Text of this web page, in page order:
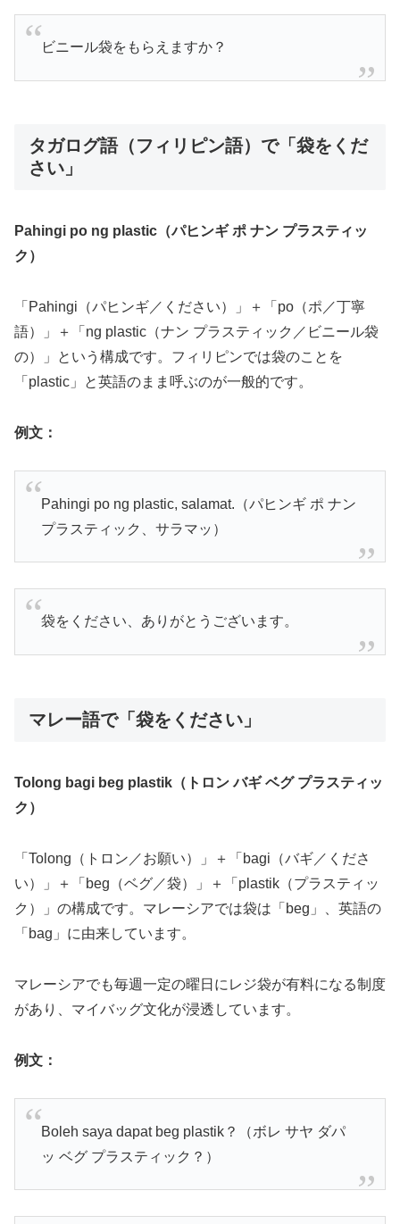
ビニール袋をもらえますか？
タガログ語（フィリピン語）で「袋をくだ
さい」
Pahingi po ng plastic（パヒンギ ポ ナン プラスティッ
ク）
「Pahingi（パヒンギ／ください）」＋「po（ポ／丁寧
語）」＋「ng plastic（ナン プラスティック／ビニール袋
の）」という構成です。フィリピンでは袋のことを
「plastic」と英語のまま呼ぶのが一般的です。
例文：
Pahingi po ng plastic, salamat.（パヒンギ ポ ナン
プラスティック、サラマッ）
袋をください、ありがとうございます。
マレー語で「袋をください」
Tolong bagi beg plastik（トロン バギ ベグ プラスティッ
ク）
「Tolong（トロン／お願い）」＋「bagi（バギ／くださ
い）」＋「beg（ベグ／袋）」＋「plastik（プラスティッ
ク）」の構成です。マレーシアでは袋は「beg」、英語の
「bag」に由来しています。
マレーシアでも毎週一定の曜日にレジ袋が有料になる制度
があり、マイバッグ文化が浸透しています。
例文：
Boleh saya dapat beg plastik？（ボレ サヤ ダパ
ッ ベグ プラスティック？）